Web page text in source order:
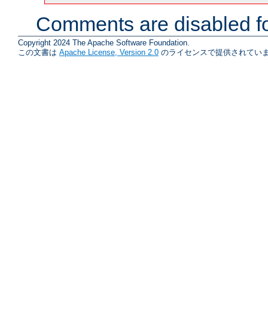
Comments are disabled
Copyright 2024 The Apache Software Foundation.
この文書は Apache License, Version 2.0 のライセンスで提供されてい